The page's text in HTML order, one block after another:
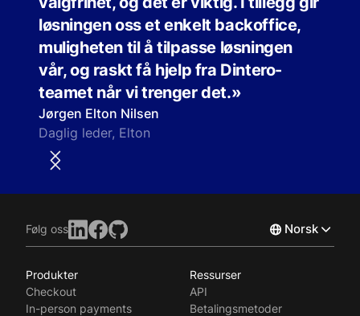
løsningen oss et enkelt backoffice,
muligheten til å tilpasse løsningen
vår, og raskt få hjelp fra Dintero-
teamet når vi trenger det.»
Jørgen Elton Nilsen
Daglig leder, Elton
Følg oss Norsk
Svenska
Produkter
Checkout
In-person payments
Ressurser
API
Betalingsmetoder